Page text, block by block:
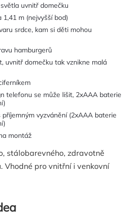
uvnitř domečku
m (nejvyšší bod)
srdce, kam si děti mohou
hamburgerů
uvnitř domečku tak vznikne malá
telefonu se může lišit, 2xAAA baterie
vyzvánění (2xAAA baterie
montáž
stálobarevného, zdravotně
Vhodné pro vnitřní i venkovní